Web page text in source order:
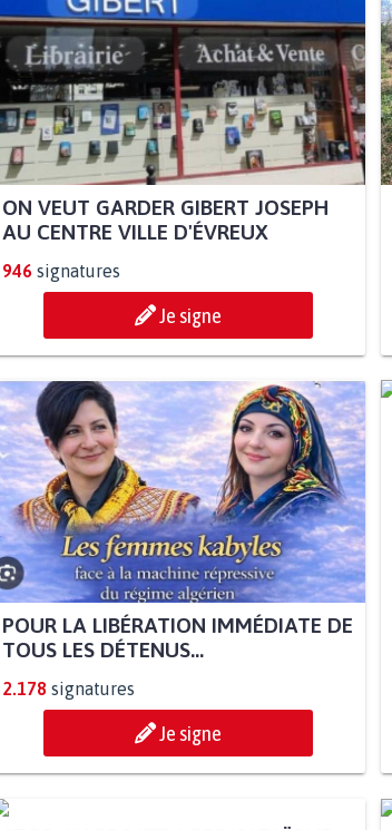
ON VEUT GARDER GIBERT JOSEPH
AU CENTRE VILLE D'ÉVREUX
946 signatures
Je signe
POUR LA LIBÉRATION IMMÉDIATE DE
TOUS LES DÉTENUS...
2.178 signatures
Je signe